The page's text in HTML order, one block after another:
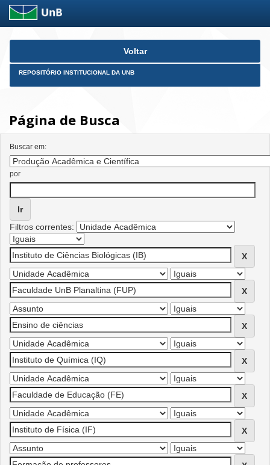
Skip
Voltar
REPOSITÓRIO INSTITUCIONAL DA UNB
Página de Busca
Buscar em:
por
Filtros correntes: